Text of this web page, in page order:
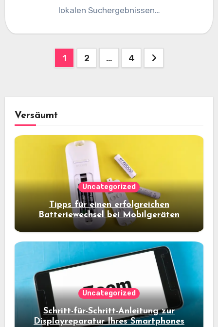
lokalen Suchergebnissen…
Seitennummerierung
1 2 … 4
Versäumt
Uncategorized
Tipps für einen erfolgreichen
Batteriewechsel bei Mobilgeräten
Uncategorized
Schritt-für-Schritt-Anleitung zur
Displayreparatur Ihres Smartphones